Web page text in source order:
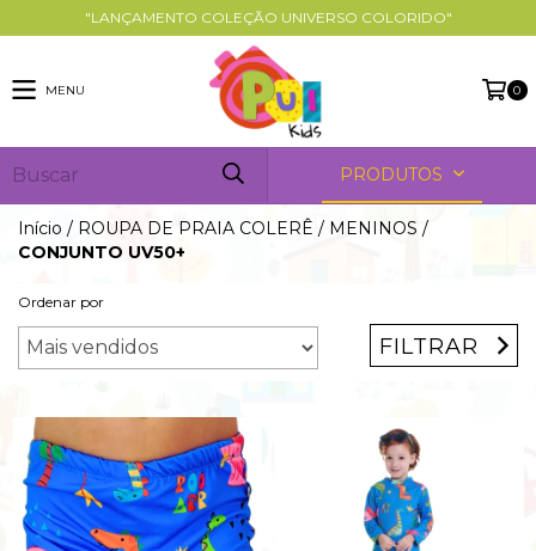
"LANÇAMENTO COLEÇÃO UNIVERSO COLORIDO"
MENU 0
PRODUTOS
Início / ROUPA DE PRAIA COLERÊ / MENINOS /
CONJUNTO UV50+
Ordenar por
FILTRAR